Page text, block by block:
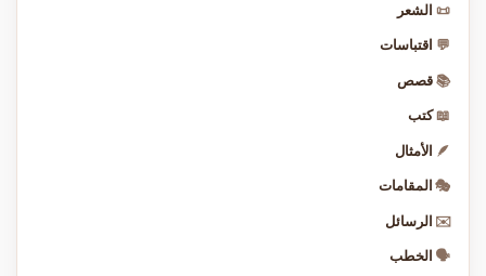
📜 الشعر
💬 اقتباسات
📚 قصص
📖 كتب
🪶 الأمثال
🎭 المقامات
✉️ الرسائل
🗣️ الخطب